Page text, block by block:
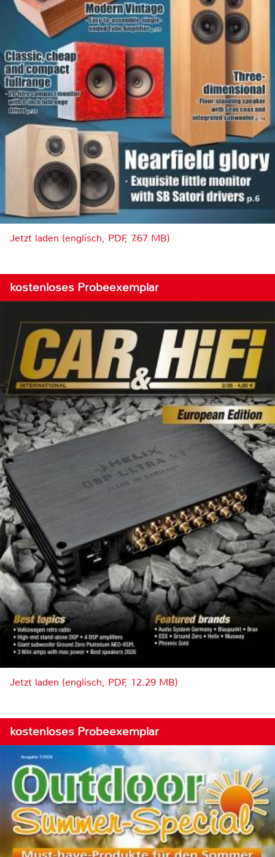
Jetzt laden (englisch, PDF, 7.67 MB)
kostenloses Probeexemplar
Jetzt laden (englisch, PDF, 12.29 MB)
kostenloses Probeexemplar